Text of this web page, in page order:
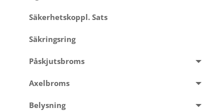
Säkerhetskoppl. Sats
Säkringsring
Påskjutsbroms
Axelbroms
Belysning